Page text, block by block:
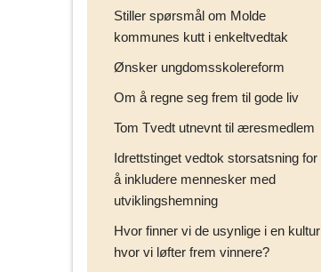
Stiller spørsmål om Molde
kommunes kutt i enkeltvedtak
Ønsker ungdomsskolereform
Om å regne seg frem til gode liv
Tom Tvedt utnevnt til æresmedlem
Idrettstinget vedtok storsatsning for
å inkludere mennesker med
utviklingshemning
Hvor finner vi de usynlige i en kultur
hvor vi løfter frem vinnere?